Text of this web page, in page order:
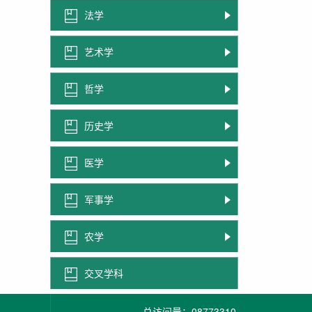
法学
艺术学
哲学
历史学
医学
军事学
农学
交叉学科